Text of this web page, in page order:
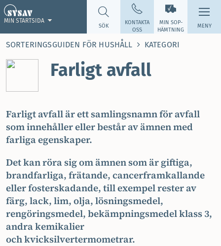
MIN SOP­
HÄMTNING
SÖK
KONTAKTA
OSS
MENY
MIN STARTSIDA
SORTERINGSGUIDEN FÖR HUSHÅLL KATEGORI
Farligt avfall
Farligt avfall är ett samlingsnamn för avfall
som innehåller eller består av ämnen med
farliga egenskaper.
Det kan röra sig om ämnen som är giftiga,
brandfarliga, frätande, cancerframkallande
eller fosterskadande, till exempel rester av
färg, lack, lim, olja, lösningsmedel,
rengöringsmedel, bekämpningsmedel klass 3,
andra kemikalier
och kvicksilvertermometrar.